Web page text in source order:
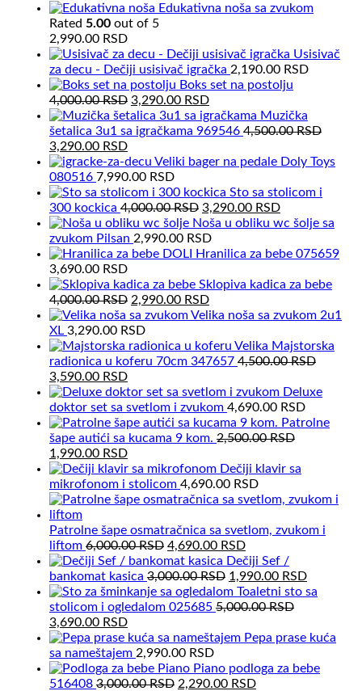
Edukativna noša sa zvukom
Rated 5.00out of 5
2,990.00 RSD
Usisivač
za decu - Dečiji usisivač igračka 2,190.00 RSD
Boks set na postolju
4,000.00RSD Original
price
was:
3,290.00 RSDCurrent
price
is:
Muzička
šetalica 3u1 sa igračkama 969546 4,500.00RSD
Original
price
was:
4,500.00 RSD.
3,290.00 RSDCurrent
price
is:
3,290.00 RSD.
Veliki bager na pedale Doly Toys
080516 7,990.00 RSD
Sto sa stolicom i
300 kockica 4,000.00RSD Original
price
was:
4,000.00 RSD.
3,290.00 RSDCurrent
price
3,290.00 RSD.
Noša u obliku wc šolje sa
zvukom Pilsan 2,990.00 RSD
Hranilica za bebe 075659
3,690.00 RSD
Sklopiva kadica za bebe
4,000.00RSD Original
price
was:
4,000.00 RSD.
2,990.00 RSDCurrent
price
2,990.00 RSD.
Velika noša sa zvukom 2u1
XL 3,290.00 RSD
Velika Majstorska
radionica u koferu 70cm 347657 4,500.00RSD
Original
price
was:
4,500.00 RSD.
3,590.00 RSDCurrent
price
is:
3,590.00 RSD.
Deluxe
doktor set sa svetlom i zvukom 4,690.00 RSD
Patrolne
šape autići sa kucama 9 kom. 2,500.00RSD
Original
price
was:
2,500.00 RSD.
1,990.00 RSDCurrent
price
is:
1,990.00 RSD.
Dečiji klavir sa
mikrofonom i stolicom 4,690.00 RSD
Patrolne šape osmatračnica sa svetlom, zvukom i
liftom 6,000.00RSD Original
price
was:
6,000.00 RSD.
4,690.00 RSDCurrent
price
is:
4,690.00 RSD.
Dečiji Sef /
bankomat kasica 3,000.00RSD Original
price
was:
1,990.00 RSDCurrent
price
Toaletni sto sa
stolicom i ogledalom 025685 5,000.00RSD
Original
price
was:
5,000.00 RSD.
3,690.00 RSDCurrent
price
is:
3,690.00 RSD.
Pepa prase kuća
sa nameštajem 2,990.00 RSD
Piano podloga za bebe
516408 3,000.00RSD Original
2,290.00 RSDCurrent